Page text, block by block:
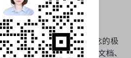
款以“一站式办公”为核心理念的极
一系统替代组织内分散的文档、